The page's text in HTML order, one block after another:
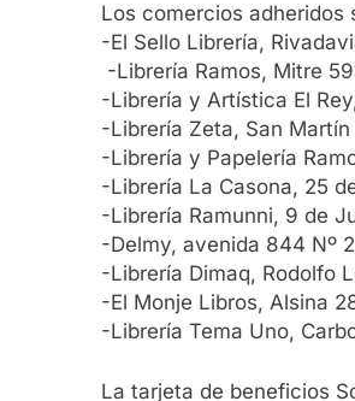
Los comercios adheridos
-El Sello Librería,
-Librería Ramos, Mitre
-Librería y Artística El
-Librería Zeta, San
-Librería y Papelería
-Librería La Casona, 25
-Librería Ramunni, 9 de
-Delmy, avenida 844 Nº
-Librería Dimaq, Rodolfo
-El Monje Libros, Alsina
-Librería Tema Uno,
La tarjeta de beneficios